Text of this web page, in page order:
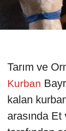
Tarım ve
Kurban
kalan
arasında